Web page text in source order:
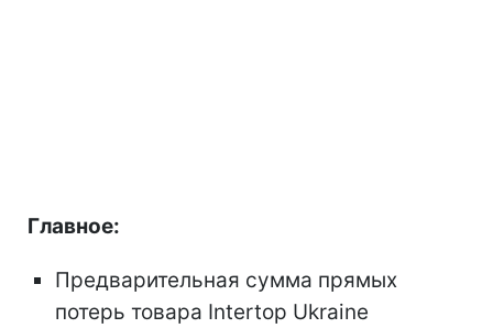
Главное:
Предварительная сумма прямых
потерь товара Intertop Ukraine